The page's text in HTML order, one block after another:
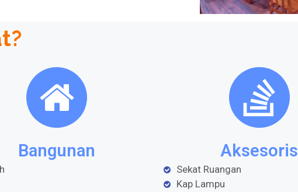
Bangunan Aksesoris
Sekat Ruangan
Kap Lampu